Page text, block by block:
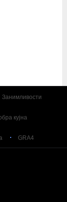
Занимливости
кујна
GRA4